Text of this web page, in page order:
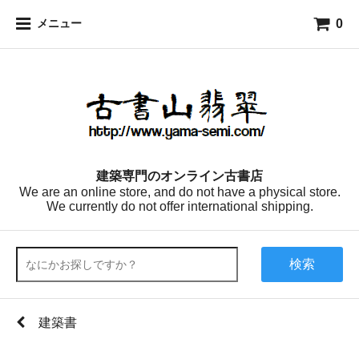
メニュー 0
建築専門のオンライン古書店
We are an online store, and do not have a physical store.
We currently do not offer international shipping.
検索
建築書